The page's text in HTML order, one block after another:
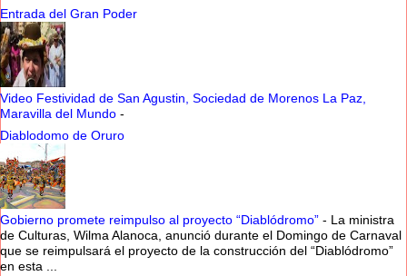
Entrada del Gran Poder
Video Festividad de San Agustin, Sociedad de Morenos La Paz,
Maravilla del Mundo -
Diablodomo de Oruro
Gobierno promete reimpulso al proyecto “Diablódromo” - La ministra
de Culturas, Wilma Alanoca, anunció durante el Domingo de Carnaval
que se reimpulsará el proyecto de la construcción del “Diablódromo”
en esta ...